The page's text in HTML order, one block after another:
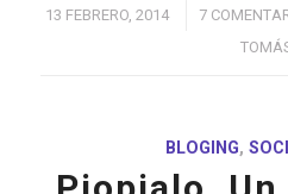
13 FEBRERO, 2014
/ 7 /
BLOGING,